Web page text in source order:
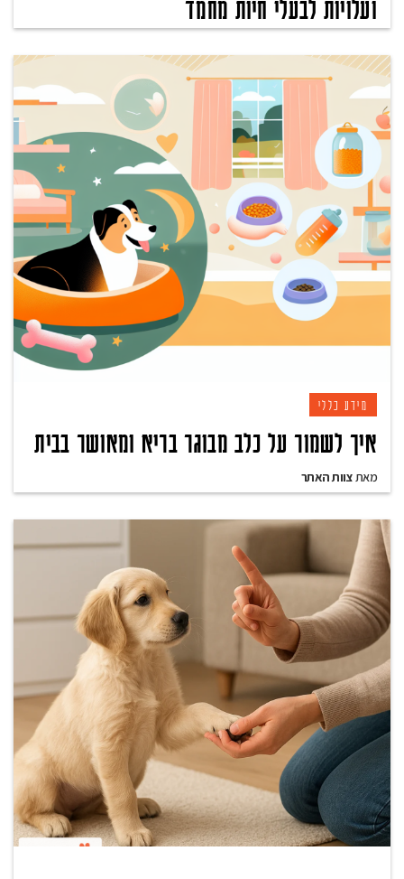
ועלויות לבעלי חיות מחמד
מידע כללי
איך לשמור על כלב מבוגר בריא ומאושר בבית
מאתצוות האתר